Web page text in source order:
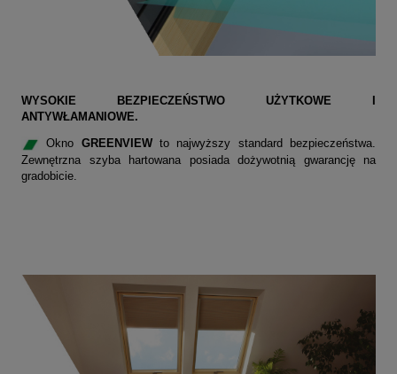
WYSOKIE BEZPIECZEŃSTWO UŻYTKOWE I
ANTYWŁAMANIOWE.
Okno GREENVIEWto najwyższy standard bezpieczeństwa.
Zewnętrzna szyba hartowana posiada dożywotnią gwarancję na
gradobicie.